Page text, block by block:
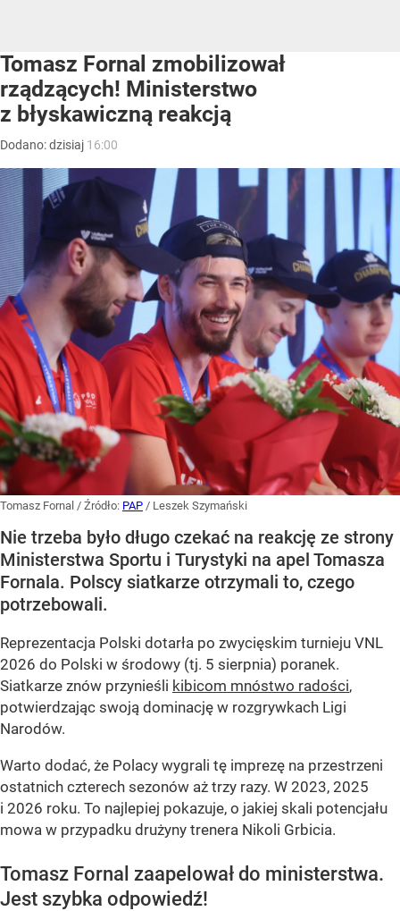
Tomasz Fornal zmobilizował
rządzących! Ministerstwo
z błyskawiczną reakcją
Dodano:dzisiaj 16:00
Tomasz Fornal / Źródło: PAP / Leszek Szymański
Nie trzeba było długo czekać na reakcję ze strony
Ministerstwa Sportu i Turystyki na apel Tomasza
Fornala. Polscy siatkarze otrzymali to, czego
potrzebowali.
Reprezentacja Polski dotarła po zwycięskim turnieju VNL
2026 do Polski w środowy (tj. 5 sierpnia) poranek.
Siatkarze znów przynieśli kibicom mnóstwo radości,
potwierdzając swoją dominację w rozgrywkach Ligi
Narodów.
Warto dodać, że Polacy wygrali tę imprezę na przestrzeni
ostatnich czterech sezonów aż trzy razy. W 2023, 2025
i 2026 roku. To najlepiej pokazuje, o jakiej skali potencjału
mowa w przypadku drużyny trenera Nikoli Grbicia.
Tomasz Fornal zaapelował do ministerstwa.
Jest szybka odpowiedź!